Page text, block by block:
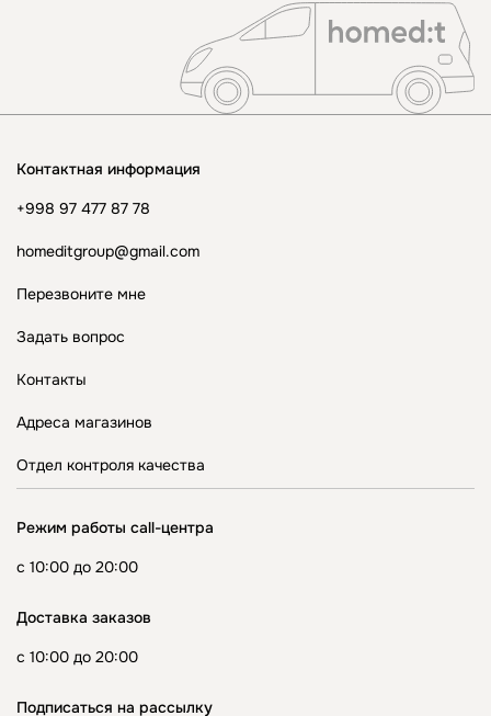
Контактная информация
+998 97 477 87 78
homeditgroup@gmail.com
Перезвоните мне
Задать вопрос
Контакты
Адреса магазинов
Отдел контроля качества
Режим работы call-центра
с 10:00 до 20:00
Доставка заказов
с 10:00 до 20:00
Подписаться на рассылку